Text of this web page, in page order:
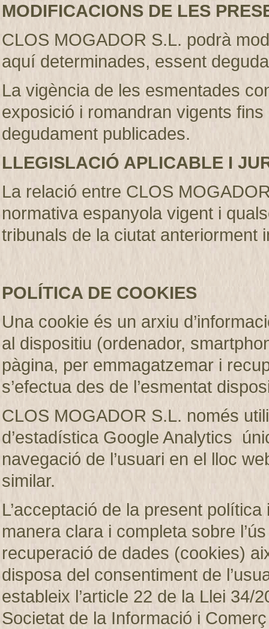
MODIFICACIONS DE LES
CLOS MOGADOR S.L. podrà
aquí determinades, essent
La vigència de les esmentades
exposició i romandran vigents
degudament publicades.
LLEGISLACIÓ APLICABLE I
La relació entre CLOS
normativa espanyola vigent i
tribunals de la ciutat anteriorment
POLÍTICA DE COOKIES
Una cookie és un arxiu
al dispositiu (ordenador,
pàgina, per emmagatzemar i
s’efectua des de l’esmentat
CLOS MOGADOR S.L. només
d’estadística Google Analytics
navegació de l’usuari en el lloc
similar.
L’acceptació de la present
manera clara i completa sobre
recuperació de dades (cookies)
disposa del consentiment de
estableix l’article 22 de la Llei 34/
Societat de la Informació i